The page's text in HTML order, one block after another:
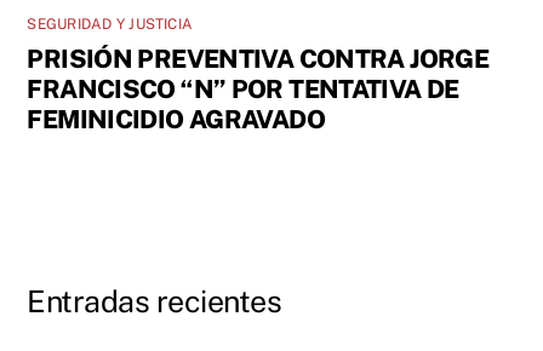
SEGURIDAD Y JUSTICIA
PRISIÓN PREVENTIVA CONTRA JORGE
FRANCISCO “N” POR TENTATIVA DE
FEMINICIDIO AGRAVADO
Entradas recientes